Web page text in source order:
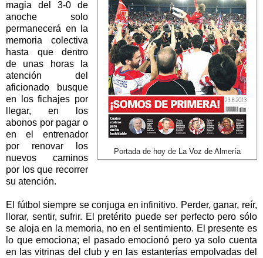
Portada de hoy de La Voz de Almería
magia del 3-0 de
anoche solo
permanecerá en la
memoria colectiva
hasta que dentro
de unas horas la
atención del
aficionado busque
en los fichajes por
llegar, en los
abonos por pagar o
en el entrenador
por renovar los
nuevos caminos
por los que recorrer
su atención.
El fútbol siempre se conjuga en infinitivo. Perder, ganar, reír,
llorar, sentir, sufrir. El pretérito puede ser perfecto pero sólo
se aloja en la memoria, no en el sentimiento. El presente es
lo que emociona; el pasado emocionó pero ya solo cuenta
en las vitrinas del club y en las estanterías empolvadas del